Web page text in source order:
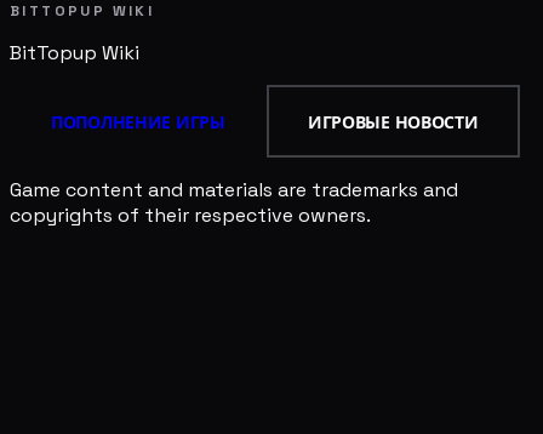
BITTOPUP WIKI
BitTopup Wiki
ПОПОЛНЕНИЕ ИГРЫ ИГРОВЫЕ НОВОСТИ
Game content and materials are trademarks and
copyrights of their respective owners.